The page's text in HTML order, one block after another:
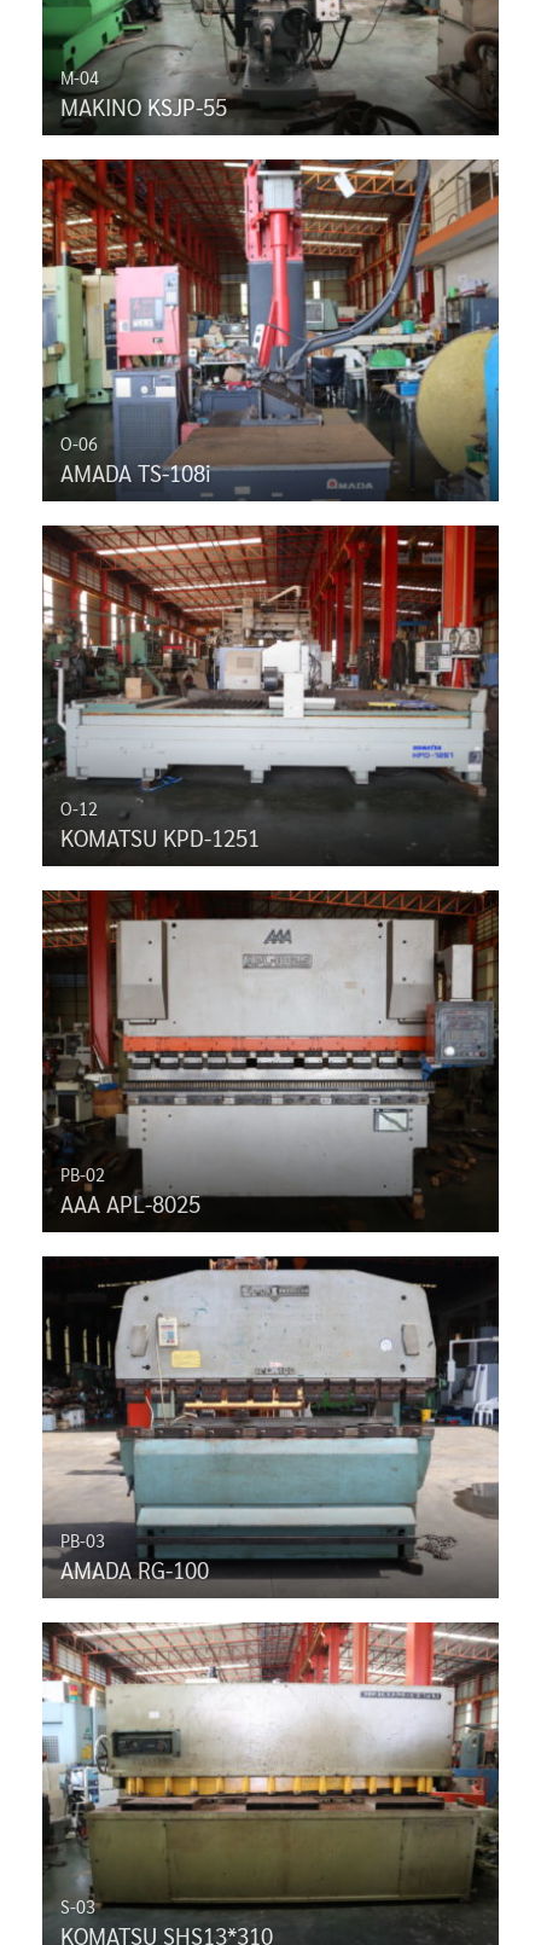
M-04
MAKINO KSJP-55
O-06
AMADA TS-108i
O-12
KOMATSU KPD-1251
PB-02
AAA APL-8025
PB-03
AMADA RG-100
S-03
KOMATSU SHS13*310